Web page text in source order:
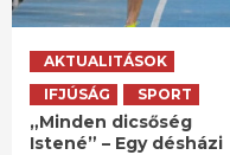
AKTUALITÁSOK
IFJÚSÁG
SPORT
„Minden dicsőség
Istené” – Egy désházi